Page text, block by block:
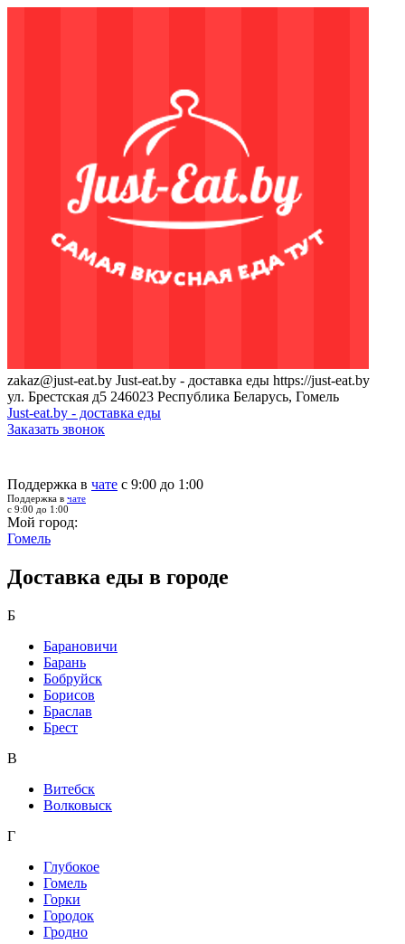
zakaz@just-eat.by Just-eat.by - доставка еды https://just-eat.by
ул. Брестская д5 246023 Республика Беларусь, Гомель
Just-eat.by - доставка еды
Заказать звонок
Поддержка в чате с 9:00 до 1:00
Поддержка в чате
с 9:00 до 1:00
Мой город:
Гомель
Доставка еды в городе
Б
Барановичи
Барань
Бобруйск
Борисов
Браслав
Брест
В
Витебск
Волковыск
Г
Глубокое
Гомель
Горки
Городок
Гродно